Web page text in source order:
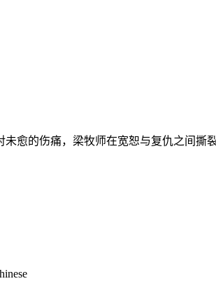
愈的伤痛，梁牧师在宽恕与复仇之间撕